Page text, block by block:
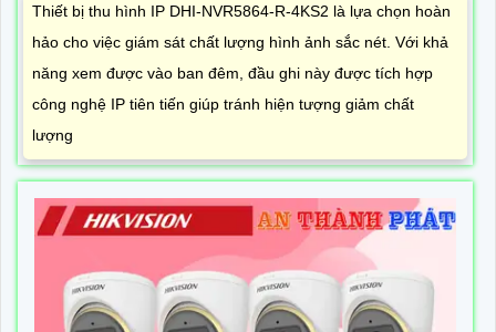
Thiết bị thu hình IP DHI-NVR5864-R-4KS2 là lựa chọn hoàn
hảo cho việc giám sát chất lượng hình ảnh sắc nét. Với khả
năng xem được vào ban đêm, đầu ghi này được tích hợp
công nghệ IP tiên tiến giúp tránh hiện tượng giảm chất
lượng